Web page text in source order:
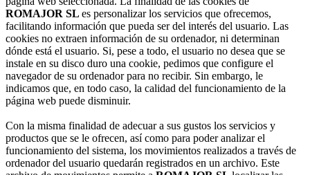
ROMAJOR SL es personalizar los servicios que ofrecemos,
facilitando información que pueda ser del interés del usuario. Las
cookies no extraen información de su ordenador, ni determinan
dónde está el usuario. Si, pese a todo, el usuario no desea que se
instale en su disco duro una cookie, pedimos que configure el
navegador de su ordenador para no recibir. Sin embargo, le
indicamos que, en todo caso, la calidad del funcionamiento de la
página web puede disminuir.
Con la misma finalidad de adecuar a sus gustos los servicios y
productos que se le ofrecen, así como para poder analizar el
funcionamiento del sistema, los movimientos realizados a través de
ordenador del usuario quedarán registrados en un archivo. Este